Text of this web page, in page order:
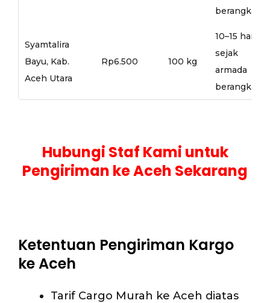
berangkat
Syamtalira
Bayu, Kab.
Aceh Utara
Rp6.500 100 kg
10–15 hari
sejak
armada
berangkat
Hubungi Staf Kami untuk
Pengiriman ke Aceh Sekarang
Ketentuan Pengiriman Kargo
ke Aceh
Tarif Cargo Murah ke Aceh diatas